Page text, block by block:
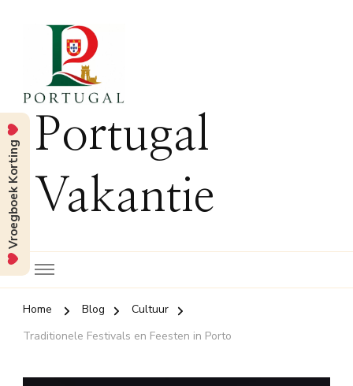
Portugal
Vakantie
Home Blog
Cultuur
Traditionele Festivals en Feesten in Porto
Vroegboek Korting